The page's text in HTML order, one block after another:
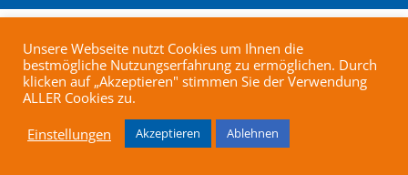
Unsere Webseite nutzt Cookies um Ihnen die
bestmögliche Nutzungserfahrung zu ermöglichen. Durch
klicken auf „Akzeptieren" stimmen Sie der Verwendung
ALLER Cookies zu.
Einstellungen
Akzeptieren Ablehnen